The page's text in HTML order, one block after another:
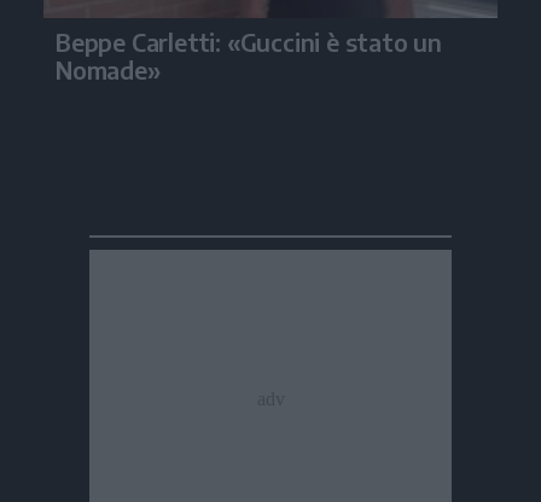
Beppe Carletti: «Guccini è stato un
Nomade»